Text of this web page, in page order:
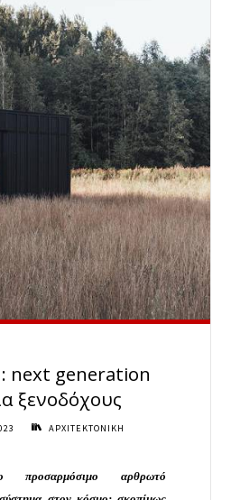
next generation
ξενοδόχους
ΑΡΧΙΤΕΚΤΟΝΙΚΗ
αρθρωτό